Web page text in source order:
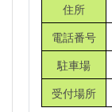
住所
電話番号
駐車場
受付場所